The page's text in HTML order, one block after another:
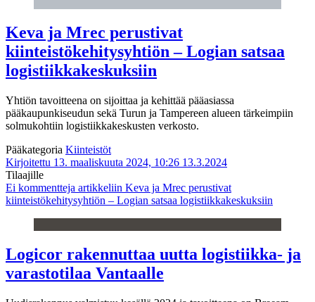
Keva ja Mrec perustivat
kiinteistökehitysyhtiön – Logian satsaa
logistiikkakeskuksiin
Yhtiön tavoitteena on sijoittaa ja kehittää pääasiassa
pääkaupunkiseudun sekä Turun ja Tampereen alueen tärkeimpiin
solmukohtiin logistiikkakeskusten verkosto.
Pääkategoria Kiinteistöt
Kirjoitettu 13. maaliskuuta 2024, 10:26 13.3.2024
Tilaajille
Ei kommentteja artikkeliin Keva ja Mrec perustivat
kiinteistökehitysyhtiön – Logian satsaa logistiikkakeskuksiin
Logicor rakennuttaa uutta logistiikka- ja
varastotilaa Vantaalle